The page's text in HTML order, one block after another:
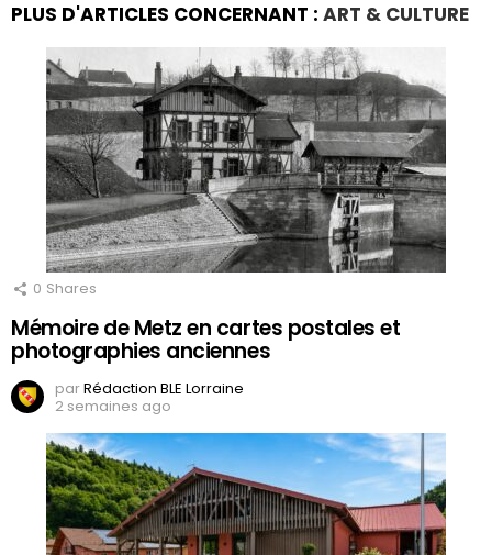
PLUS D'ARTICLES CONCERNANT : ART & CULTURE
0 Shares
Mémoire de Metz en cartes postales et
photographies anciennes
parRédaction BLE Lorraine
2 semaines ago